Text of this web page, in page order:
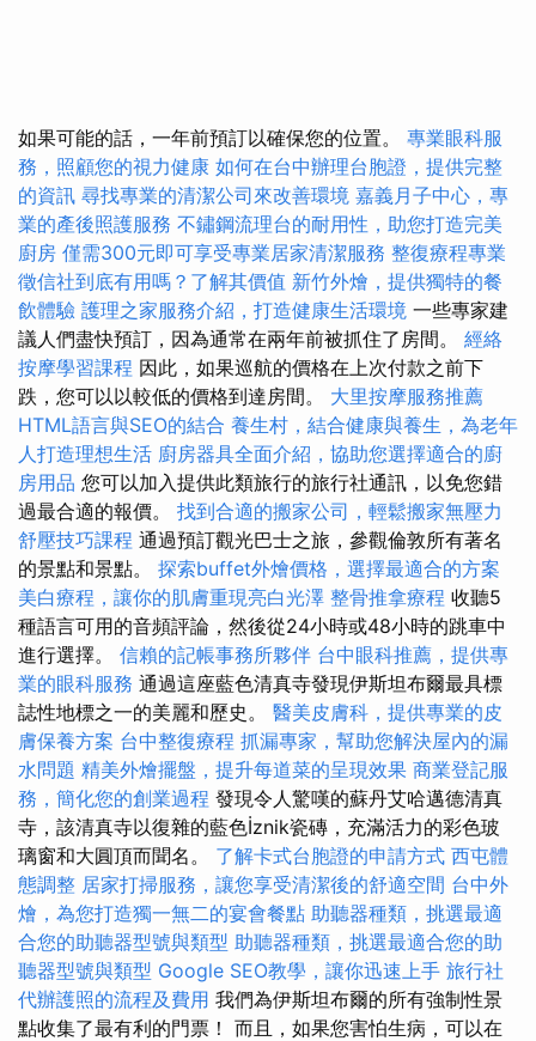
如果可能的話，一年前預訂以確保您的位置。 專業眼科服
務，照顧您的視力健康 如何在台中辦理台胞證，提供完整
的資訊 尋找專業的清潔公司來改善環境 嘉義月子中心，專
業的產後照護服務 不鏽鋼流理台的耐用性，助您打造完美
廚房 僅需300元即可享受專業居家清潔服務 整復療程專業
徵信社到底有用嗎？了解其價值 新竹外燴，提供獨特的餐
飲體驗 護理之家服務介紹，打造健康生活環境 一些專家建
議人們盡快預訂，因為通常在兩年前被抓住了房間。 經絡
按摩學習課程 因此，如果巡航的價格在上次付款之前下
跌，您可以以較低的價格到達房間。 大里按摩服務推薦
HTML語言與SEO的結合 養生村，結合健康與養生，為老年
人打造理想生活 廚房器具全面介紹，協助您選擇適合的廚
房用品 您可以加入提供此類旅行的旅行社通訊，以免您錯
過最合適的報價。 找到合適的搬家公司，輕鬆搬家無壓力
舒壓技巧課程 通過預訂觀光巴士之旅，參觀倫敦所有著名
的景點和景點。 探索buffet外燴價格，選擇最適合的方案
美白療程，讓你的肌膚重現亮白光澤 整骨推拿療程 收聽5
種語言可用的音頻評論，然後從24小時或48小時的跳車中
進行選擇。 信賴的記帳事務所夥伴 台中眼科推薦，提供專
業的眼科服務 通過這座藍色清真寺發現伊斯坦布爾最具標
誌性地標之一的美麗和歷史。 醫美皮膚科，提供專業的皮
膚保養方案 台中整復療程 抓漏專家，幫助您解決屋內的漏
水問題 精美外燴擺盤，提升每道菜的呈現效果 商業登記服
務，簡化您的創業過程 發現令人驚嘆的蘇丹艾哈邁德清真
寺，該清真寺以復雜的藍色İznik瓷磚，充滿活力的彩色玻
璃窗和大圓頂而聞名。 了解卡式台胞證的申請方式 西屯體
態調整 居家打掃服務，讓您享受清潔後的舒適空間 台中外
燴，為您打造獨一無二的宴會餐點 助聽器種類，挑選最適
合您的助聽器型號與類型 助聽器種類，挑選最適合您的助
聽器型號與類型 Google SEO教學，讓你迅速上手 旅行社
代辦護照的流程及費用 我們為伊斯坦布爾的所有強制性景
點收集了最有利的門票！ 而且，如果您害怕生病，可以在